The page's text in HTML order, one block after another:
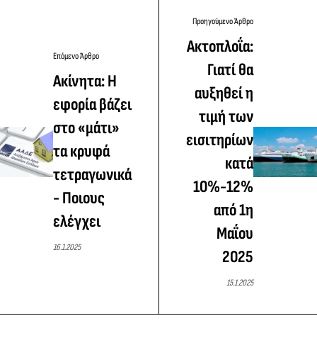
Επόμενο Άρθρο
Ακίνητα: Η
εφορία βάζει
στο «μάτι»
τα κρυφά
τετραγωνικά
- Ποιους
ελέγχει
16.1.2025
Προηγούμενο Άρθρο
Ακτοπλοΐα:
Γιατί θα
αυξηθεί η
τιμή των
εισιτηρίων
κατά
10%-12%
από 1η
Μαΐου
2025
15.1.2025